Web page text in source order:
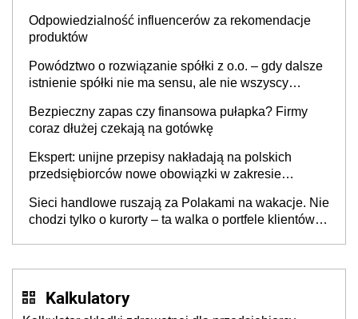
Odpowiedzialność influencerów za rekomendacje
produktów
Powództwo o rozwiązanie spółki z o.o. – gdy dalsze
istnienie spółki nie ma sensu, ale nie wszyscy
Bezpieczny zapas czy finansowa pułapka? Firmy
coraz dłużej czekają na gotówkę
Ekspert: unijne przepisy nakładają na polskich
przedsiębiorców nowe obowiązki w zakresie
Sieci handlowe ruszają za Polakami na wakacje. Nie
chodzi tylko o kurorty – ta walka o portfele klientów
Kalkulatory